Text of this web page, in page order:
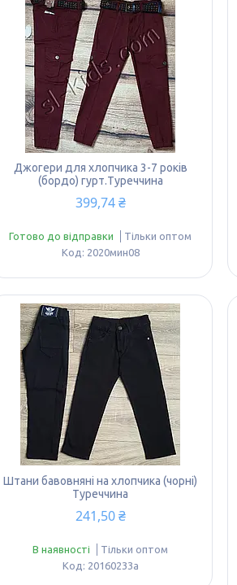
Джогери для хлопчика 3-7 років
(бордо) гурт.Туреччина
399,74 ₴
Готово до відправки
Тільки оптом
2020мин08
Штани бавовняні на хлопчика (чорні)
Туреччина
241,50 ₴
В наявності
Тільки оптом
20160233а